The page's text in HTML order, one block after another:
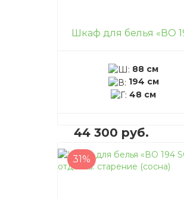
88 см
194 см
48 см
44 300 руб.
– + В корзину
31%